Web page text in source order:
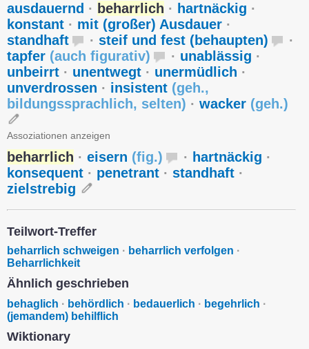
ausdauernd · beharrlich · hartnäckig ·
konstant · mit (großer) Ausdauer ·
standhaft
· steif und fest (behaupten)
·
tapfer (auch figurativ) · unablässig ·
unbeirrt · unentwegt · unermüdlich ·
unverdrossen · insistent (geh.,
bildungssprachlich, selten) · wacker (geh.)
Assoziationen anzeigen
beharrlich · eisern (fig.) · hartnäckig ·
konsequent · penetrant · standhaft ·
zielstrebig
Teilwort-Treffer
beharrlich schweigen · beharrlich verfolgen ·
Beharrlichkeit
Ähnlich geschrieben
behaglich · behördlich · bedauerlich · begehrlich ·
(jemandem) behilflich
Wiktionary